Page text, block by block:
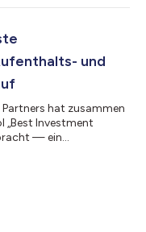
wieder einmal
Berichts über
und
Partners hat zusammen
„Best Investment
— ein
internationale
und
in den letzten 1...